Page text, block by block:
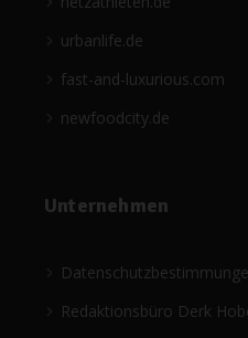
urbanlife.de
fast-and-luxurious.com
newfoodcity.de
Unternehmen
Redaktionsbüro Derk